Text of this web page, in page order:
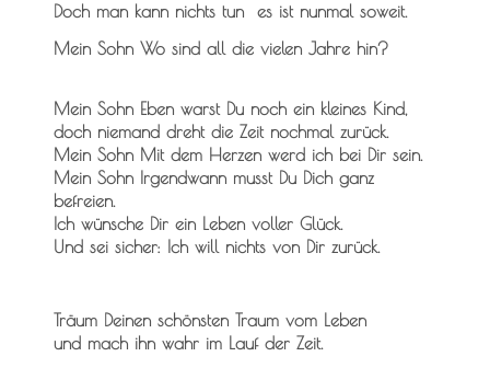
Doch man kann nichts tun es ist nunmal soweit.
Mein Sohn Wo sind all die vielen Jahre hin?
Mein Sohn Eben warst Du noch ein kleines Kind,
doch niemand dreht die Zeit nochmal zurück.
Mein Sohn Mit dem Herzen werd ich bei Dir sein.
Mein Sohn Irgendwann musst Du Dich ganz
befreien.
Ich wünsche Dir ein Leben voller Glück.
Und sei sicher: Ich will nichts von Dir zurück.
Träum Deinen schönsten Traum vom Leben
und mach ihn wahr im Lauf der Zeit.